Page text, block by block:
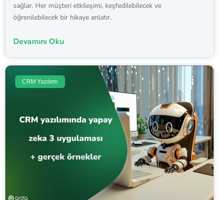
sağlar. Her müşteri etkileşimi, keşfedilebilecek ve
öğrenilebilecek bir hikaye anlatır.
Devamını Oku
CRM Yazılımı